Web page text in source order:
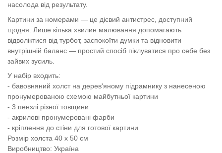
насолода від результату.
Картини за номерами — це дієвий антистрес, доступний
щодня. Лише кілька хвилин малювання допомагають
відволіктися від турбот, заспокоїти думки та відновити
внутрішній баланс — простий спосіб піклуватися про себе без
зайвих зусиль.
У набір входить:
- бавовняний холст на дерев'яному підрамнику з нанесеною
пронумерованою схемою майбутньої картини
- 3 пензлі різної товщини
- акрилові пронумеровані фарби
- кріплення до стіни для готової картини
Розмір холста 40 х 50 см
Виробництво: Україна